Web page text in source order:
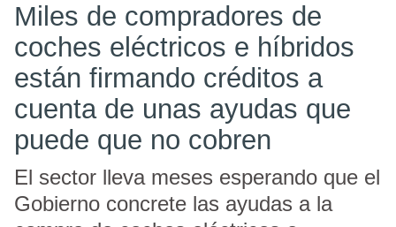
Miles de compradores de
coches eléctricos e híbridos
están firmando créditos a
cuenta de unas ayudas que
puede que no cobren
El sector lleva meses esperando que el
Gobierno concrete las ayudas a la